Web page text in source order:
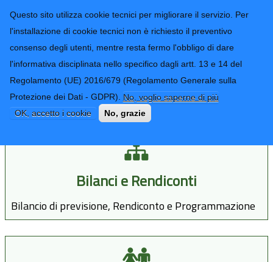
Questo sito utilizza cookie tecnici per migliorare il servizio. Per
l'installazione di cookie tecnici non è richiesto il preventivo
consenso degli utenti, mentre resta fermo l'obbligo di dare
l'informativa disciplinata nello specifico dagli artt. 13 e 14 del
Regolamento (UE) 2016/679 (Regolamento Generale sulla
Protezione dei Dati - GDPR). No, voglio saperne di più
OK, accetto i cookie
No, grazie
Provincia di
Imperia
CONTATTI-URP
TRASPARENZA
Form di ricerca
Amministrazione
Bilanci e Rendiconti
Bilancio di previsione, Rendiconto e Programmazione